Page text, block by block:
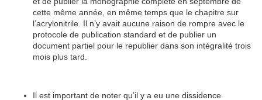
cette même année, en même temps que le chapitre sur
l’acrylonitrile. Il n’y avait aucune raison de rompre avec le
protocole de publication standard et de publier un
document partiel pour le republier dans son intégralité trois
mois plus tard.
Il est important de noter qu’il y a eu une dissidence